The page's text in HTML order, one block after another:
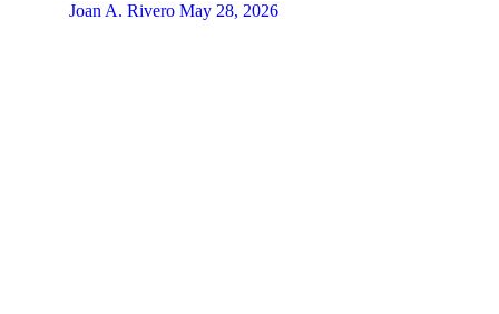
Joan A. Rivero May 28, 2026